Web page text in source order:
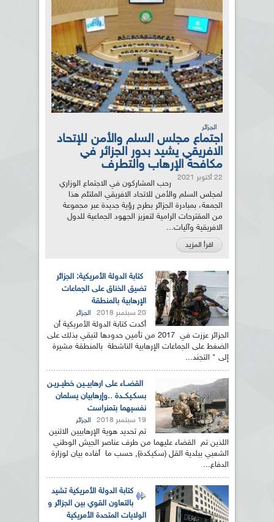
الجزائر
اجتماع مجلس السلم والأمن للإتحاد
الافريقي يشيد بدور الجزائر في
مكافحة الإرهاب والتطرف
22 أكتوبر 2021
رحب المشاركون في الاجتماع الوزاري
لمجلس السلم والأمن للاتحاد الافريقي الملتئم هذا
الجمعة، بمبادرة الجزائر بطرح رؤية جديدة عبر مجموعة
من المقترحات الرامية لتعزيز الجهود الجماعية للدول
الافريقية وآليات...
اقرأ المزيد
كتابة الدولة الأمريكية: الجزائر
تضيق الخناق على الجماعات
الإرهابية بالمنطقة
20 سبتمبر 2018 الجزائر
أكدت كتابة الدولة الأمريكية أن
الجزائر عززت في 2017 من تأمين حدودها لتبقي بذلك على
الضغط على الجماعات الإرهابية الناشطة بالمنطقة مشيرة
إلى " التجند...
القضــاء على ارهابيــين خطيــريـن
بسكـيكــدة ..وإرهابيان يسلمان
نفسيهما بتمنراست
19 سبتمبر 2018 الجزائر
تم تحديد هوية الإرهابيين الاثنين
اللذين تم القضاء عليهما من طرف عناصر الجيش الوطني
الشعبي ببلدية القل (سكيكدة), حسب ما أفاده بيان لوزارة
الدفاع...
كتابة الدولة الأمريكية تشيد
بالتعاون القوي بين الجزائر و
الولايات المتحدة الأمريكية